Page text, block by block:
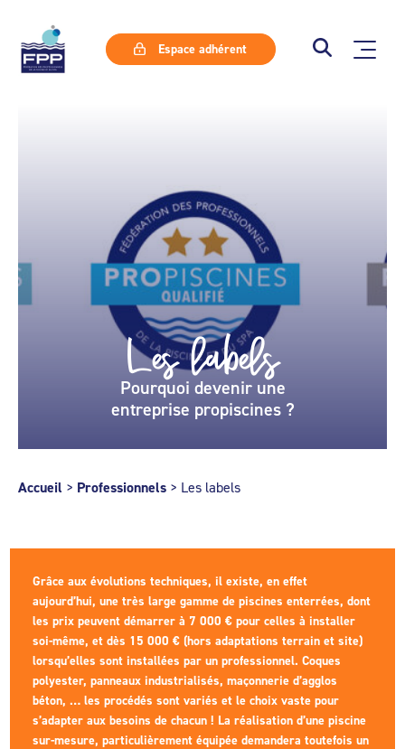
Espace adhérent
Les labels
Pourquoi devenir une
entreprise propiscines ?
Accueil > Professionnels > Les labels
Grâce aux évolutions techniques, il existe, en effet
aujourd’hui, une très large gamme de piscines enterrées, dont
les prix peuvent démarrer à 7 000 € pour celles à installer
soi-même, et dès 15 000 € (hors adaptations terrain et site)
lorsqu’elles sont installées par un professionnel. Coques
polyester, panneaux industrialisés, maçonnerie d’agglos
béton, … les procédés sont variés et le choix vaste pour
s’adapter aux besoins de chacun ! La réalisation d’une piscine
sur-mesure, particulièrement équipée demandera toutefois un